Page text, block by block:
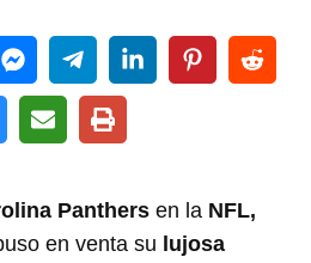
Panthers en la NFL,
en venta su lujosa